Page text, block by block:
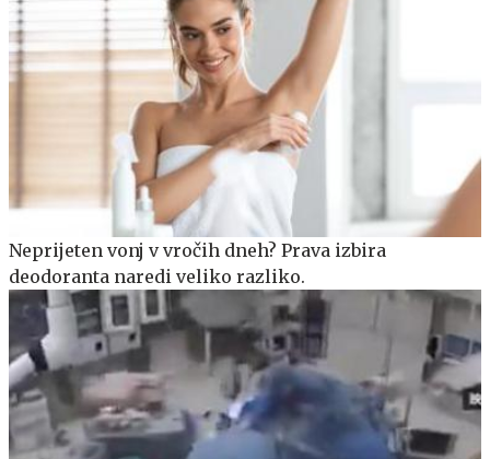
Neprijeten vonj v vročih dneh? Prava izbira
deodoranta naredi veliko razliko.